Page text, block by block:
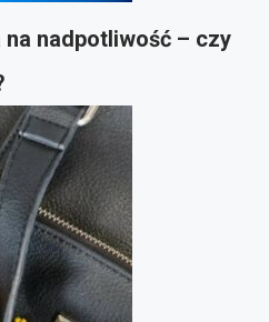
nadpotliwość – czy